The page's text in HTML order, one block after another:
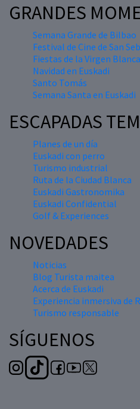
GRANDES
Semana Grande de Bilbao
Festival de Cine de San
Fiestas de la Virgen Blanca
Navidad en Euskadi
Santo Tomás
Semana Santa en Euskadi
ESCAPADAS
Planes de un día
Euskadi con perro
Turismo industrial
Ruta de la Ciudad Blanca
Euskadi Gastronomika
Euskadi Confidential
Golf & Experiences
NOVEDADES
Noticias
Blog Turista maitea
Acerca de Euskadi
Experiencia inmersiva de
Turismo responsable
SÍGUENOS